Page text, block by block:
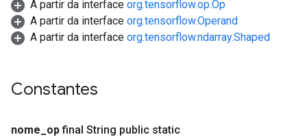
A partir da interface org.tensorflow.op.Op
A partir da interface org.tensorflow.Operand
A partir da interface org.tensorflow.ndarray.Shaped
Constantes
nome op final String public static